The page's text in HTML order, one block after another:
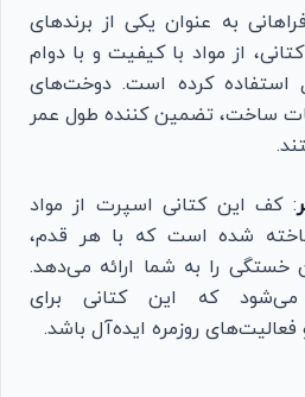
به عنوان یکی از برند‌های
از مواد با کیفیت و با دوام
استفاده کرده است. دوخت‌های
ساخت، تضمین کننده طول عمر
: کف این کتانی اسپرت از مواد
شده است که با هر قدم،
خستگی را به شما ارائه می‌دهد.
که این کتانی برای
روزمره ایده‌آل باشد.